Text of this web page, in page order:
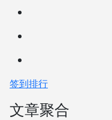
签到排行
文章聚合